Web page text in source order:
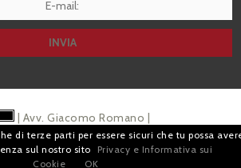
| Avv. Giacomo Romano |
2 - 00186 Roma | P.I.
di terze parti per essere sicuri che tu possa
sul nostro sito
Privacy e Informativa sui
Cookie
OK